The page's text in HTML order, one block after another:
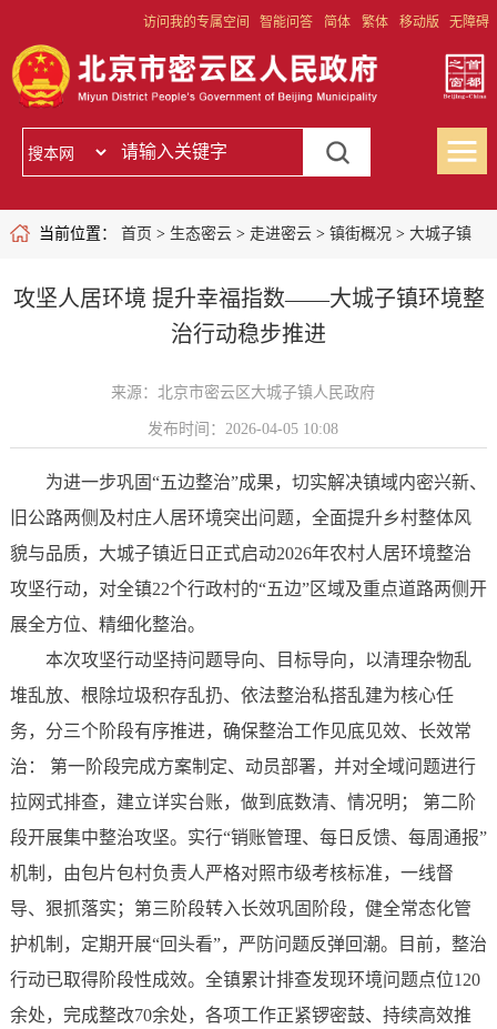
访问我的专属空间 智能问答 简体 繁体 移动版 无障碍
当前位置： 首页 > 生态密云> 走进密云> 镇街概况 > 大城子镇
攻坚人居环境 提升幸福指数——大城子镇环境整
治行动稳步推进
来源：北京市密云区大城子镇人民政府
发布时间：2026-04-05 10:08
为进一步巩固“五边整治”成果，切实解决镇域内密兴新、
旧公路两侧及村庄人居环境突出问题，全面提升乡村整体风
貌与品质，大城子镇近日正式启动2026年农村人居环境整治
攻坚行动，对全镇22个行政村的“五边”区域及重点道路两侧开
展全方位、精细化整治。
本次攻坚行动坚持问题导向、目标导向，以清理杂物乱
堆乱放、根除垃圾积存乱扔、依法整治私搭乱建为核心任
务，分三个阶段有序推进，确保整治工作见底见效、长效常
治： 第一阶段完成方案制定、动员部署，并对全域问题进行
拉网式排查，建立详实台账，做到底数清、情况明； 第二阶
段开展集中整治攻坚。实行“销账管理、每日反馈、每周通报”
机制，由包片包村负责人严格对照市级考核标准，一线督
导、狠抓落实；第三阶段转入长效巩固阶段，健全常态化管
护机制，定期开展“回头看”，严防问题反弹回潮。目前，整治
行动已取得阶段性成效。全镇累计排查发现环境问题点位120
余处，完成整改70余处，各项工作正紧锣密鼓、持续高效推